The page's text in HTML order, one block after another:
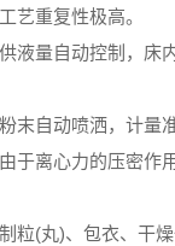
艺重复性极高。
液量自动控制，床
末自动喷洒，计量准
于离心力的压密作
粒(丸)、包衣、干燥